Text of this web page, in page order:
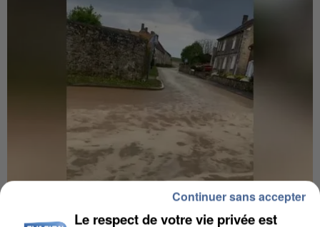
Le respect de votre vie privée est
Continuer sans accepter